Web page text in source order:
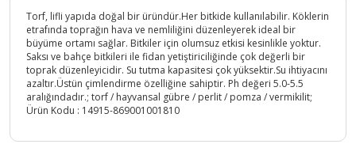
Torf, lifli yapıda doğal bir üründür.Her bitkide kullanılabilir. Köklerin
etrafında toprağın hava ve nemliliğini düzenleyerek ideal bir
büyüme ortamı sağlar. Bitkiler için olumsuz etkisi kesinlikle yoktur.
Saksı ve bahçe bitkileri ile fidan yetiştiriciliğinde çok değerli bir
toprak düzenleyicidir. Su tutma kapasitesi çok yüksektir.Su ihtiyacını
azaltır.Üstün çimlendirme özelliğine sahiptir. Ph değeri 5.0-5.5
aralığındadır.; torf / hayvansal gübre / perlit / pomza / vermikilit;
Ürün Kodu : 14915-869001001810